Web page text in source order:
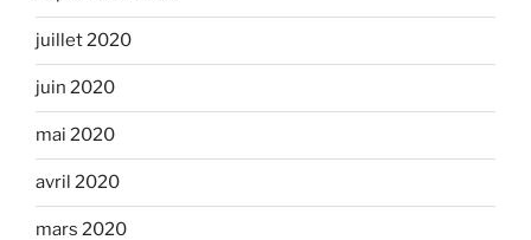
juillet 2020
juin 2020
mai 2020
avril 2020
mars 2020